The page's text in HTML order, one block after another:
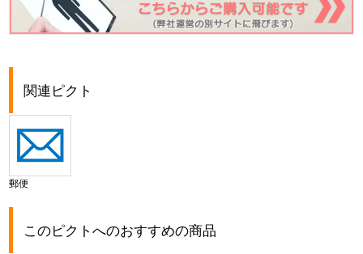
関連ピクト
郵便
このピクトへのおすすめの商品